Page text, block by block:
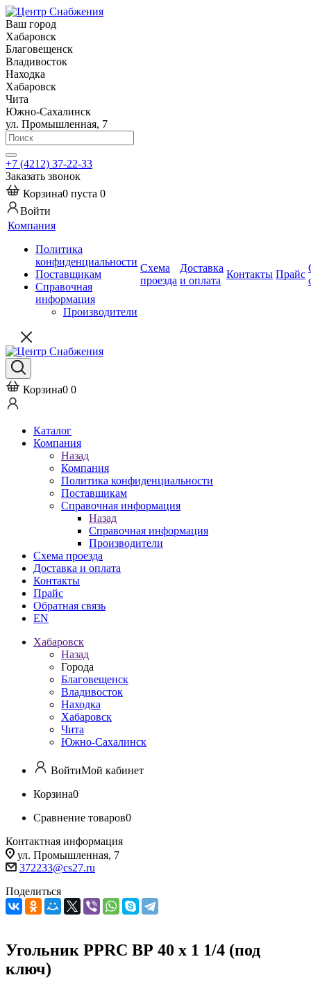
Ваш город
Хабаровск
Благовещенск
Владивосток
Находка
Хабаровск
Чита
Южно-Сахалинск
ул. Промышленная, 7
+7 (4212) 37-22-33
Заказать звонок
Корзина0 пуста 0
Войти
Компания
Политика
конфиденциальности
Поставщикам
Справочная
информация
Производители
Схема
проезда
Доставка
и оплата
Контакты Прайс
Корзина0 0
Каталог
Компания
Назад
Компания
Политика конфиденциальности
Поставщикам
Справочная информация
Назад
Справочная информация
Производители
Схема проезда
Доставка и оплата
Контакты
Прайс
Обратная связь
EN
Хабаровск
Назад
Города
Благовещенск
Владивосток
Находка
Хабаровск
Чита
Южно-Сахалинск
ВойтиМой кабинет
Корзина0
Сравнение товаров0
Контактная информация
ул. Промышленная, 7
372233@cs27.ru
Поделиться
Угольник PPRС ВР 40 x 1 1/4 (под
ключ)